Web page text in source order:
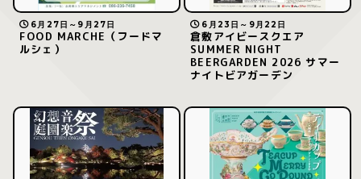
6月27日～9月27日
FOOD MARCHE（フードマ
ルシェ）
6月23日～9月22日
倉敷アイビースクエア
SUMMER NIGHT
BEERGARDEN 2026 サマー
ナイトビアガーデン